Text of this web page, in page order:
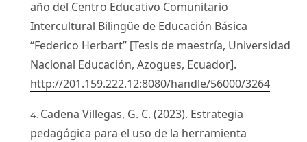
año del Centro Educativo Comunitario
Intercultural Bilingüe de Educación Básica
“Federico Herbart” [Tesis de maestría, Universidad
Nacional Educación, Azogues, Ecuador].
http://201.159.222.12:8080/handle/56000/3264
Cadena Villegas, G. C. (2023). Estrategia
pedagógica para el uso de la herramienta